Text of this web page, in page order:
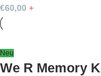
€60,00 +
Neu
We R Memory